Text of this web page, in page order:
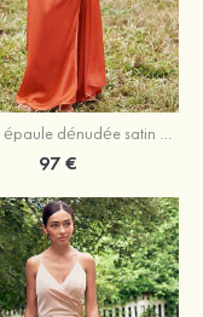
Fourreau épaule dénudée satin extensible ras du sol robe de demoiselle d'honneur
97 €